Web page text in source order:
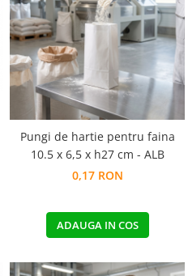
Pungi de hartie pentru faina
10.5 x 6,5 x h27 cm - ALB
0,17 RON
ADAUGA IN COS